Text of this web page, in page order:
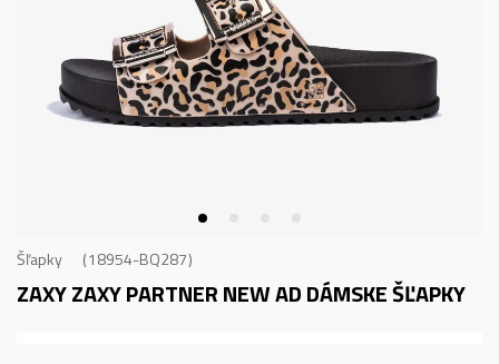
Šľapky 18954-BQ287
ZAXY ZAXY PARTNER NEW ADDÁMSKE ŠĽAPKY